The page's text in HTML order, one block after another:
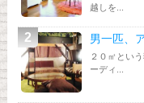
越しを...
男一匹、
２０㎡とい
ーディ...